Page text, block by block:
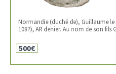
Normandie (duché de), Guillaume
1087), AR denier. Au nom de son fils
500€